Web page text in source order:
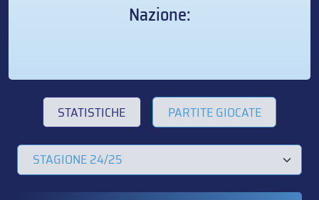
Nazione:
STATISTICHE PARTITE GIOCATE